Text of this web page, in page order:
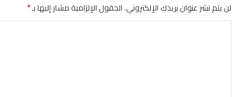
لن يتم نشر عنوان بريدك الإلكتروني.الحقول الإلزامية مشار إليها بـ*